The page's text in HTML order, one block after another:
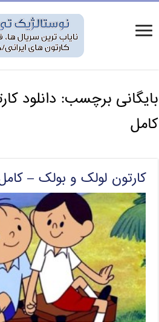
بایگانی برچسب: دانلود
کامل
کارتون لولک و بولک –